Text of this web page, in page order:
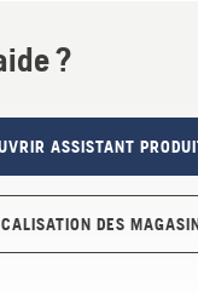
?
ASSISTANT
DES